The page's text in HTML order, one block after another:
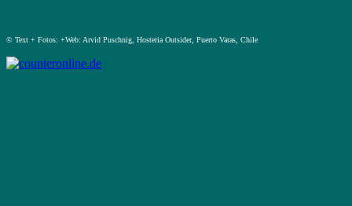
© Text + Fotos: +Web: Arvid Puschnig, Hosteria Outsider, Puerto Varas, Chile